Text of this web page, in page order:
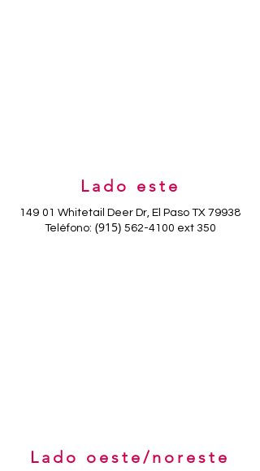
Lado este
149 01 Whitetail Deer Dr, El Paso TX 79938
Teléfono: (915) 562-4100 ext 350
Lado oeste/noreste